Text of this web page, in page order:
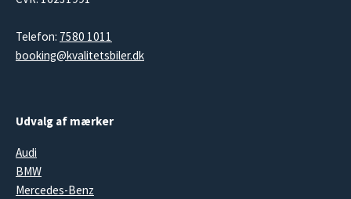
Telefon: 7580 1011
booking@kvalitetsbiler.dk
Udvalg af mærker
Audi
BMW
Mercedes-Benz